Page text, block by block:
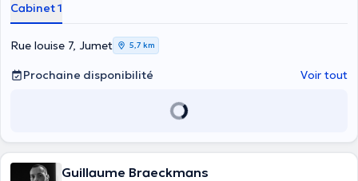
Cabinet 1
Rue louise 7, Jumet 5,7 km
Prochaine disponibilité Voir tout
Guillaume Braeckmans